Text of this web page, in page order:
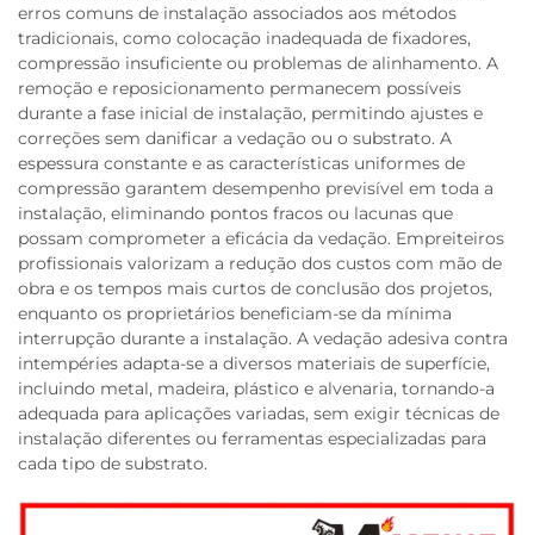
erros comuns de instalação associados aos métodos
tradicionais, como colocação inadequada de fixadores,
compressão insuficiente ou problemas de alinhamento. A
remoção e reposicionamento permanecem possíveis
durante a fase inicial de instalação, permitindo ajustes e
correções sem danificar a vedação ou o substrato. A
espessura constante e as características uniformes de
compressão garantem desempenho previsível em toda a
instalação, eliminando pontos fracos ou lacunas que
possam comprometer a eficácia da vedação. Empreiteiros
profissionais valorizam a redução dos custos com mão de
obra e os tempos mais curtos de conclusão dos projetos,
enquanto os proprietários beneficiam-se da mínima
interrupção durante a instalação. A vedação adesiva contra
intempéries adapta-se a diversos materiais de superfície,
incluindo metal, madeira, plástico e alvenaria, tornando-a
adequada para aplicações variadas, sem exigir técnicas de
instalação diferentes ou ferramentas especializadas para
cada tipo de substrato.